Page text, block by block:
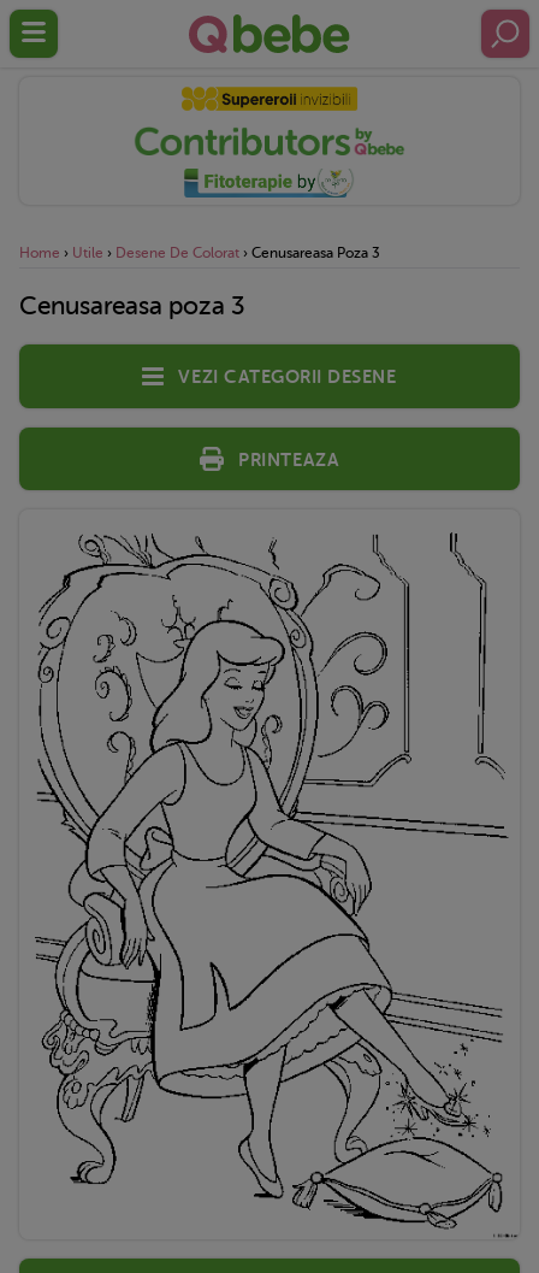
Home › Utile › Desene De Colorat › Cenusareasa Poza 3
Cenusareasa poza 3
Vezi categorii desene
Printeaza